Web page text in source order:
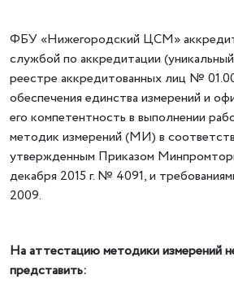
ФБУ «Нижегородский ЦСМ»
службой по аккредитации
реестре аккредитованных лиц №
обеспечения единства измерений и
его компетентность в выполнении
методик измерений (МИ) в
утвержденным Приказом
декабря 2015 г. № 4091, и
2009.
На аттестацию методики измерений
представить: